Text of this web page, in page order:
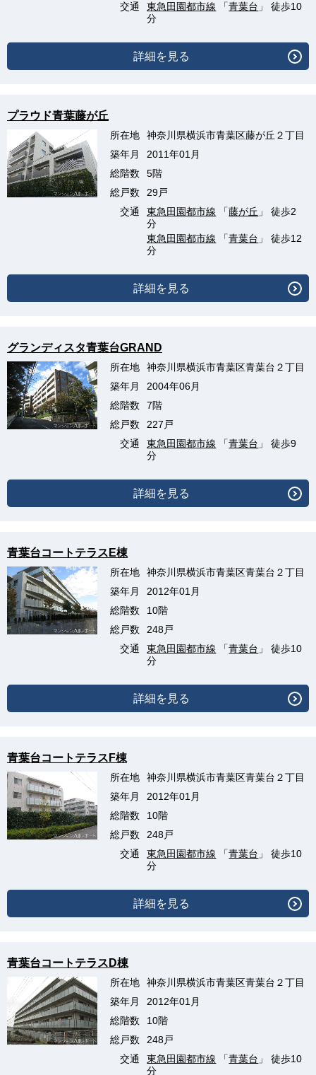
交通
東急田園都市線 「青葉台 」 徒歩10
分
詳細を見る
プラウド青葉藤が丘
所在地
神奈川県横浜市青葉区藤が丘２丁目
築年月
2011年01月
総階数
5階
総戸数
29戸
交通
東急田園都市線 「藤が丘 」 徒歩2
分
東急田園都市線 「青葉台 」 徒歩12
分
詳細を見る
グランディスタ青葉台GRAND
所在地
神奈川県横浜市青葉区青葉台２丁目
築年月
2004年06月
総階数
7階
総戸数
227戸
交通
東急田園都市線 「青葉台 」 徒歩9
分
詳細を見る
青葉台コートテラスE棟
所在地
神奈川県横浜市青葉区青葉台２丁目
築年月
2012年01月
総階数
10階
総戸数
248戸
交通
東急田園都市線 「青葉台 」 徒歩10
分
詳細を見る
青葉台コートテラスF棟
所在地
神奈川県横浜市青葉区青葉台２丁目
築年月
2012年01月
総階数
10階
総戸数
248戸
交通
東急田園都市線 「青葉台 」 徒歩10
分
詳細を見る
青葉台コートテラスD棟
所在地
神奈川県横浜市青葉区青葉台２丁目
築年月
2012年01月
総階数
10階
総戸数
248戸
交通
東急田園都市線 「青葉台 」 徒歩10
分